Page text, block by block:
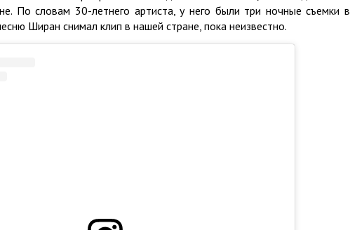
По словам 30-летнего артиста, у него были три ночные съемки в
Ширан снимал клип в нашей стране, пока неизвестно.